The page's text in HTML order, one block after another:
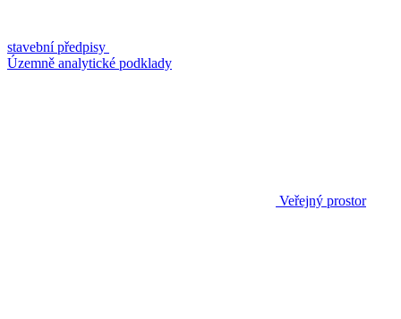
stavební předpisy
Územně analytické podklady
Veřejný prostor